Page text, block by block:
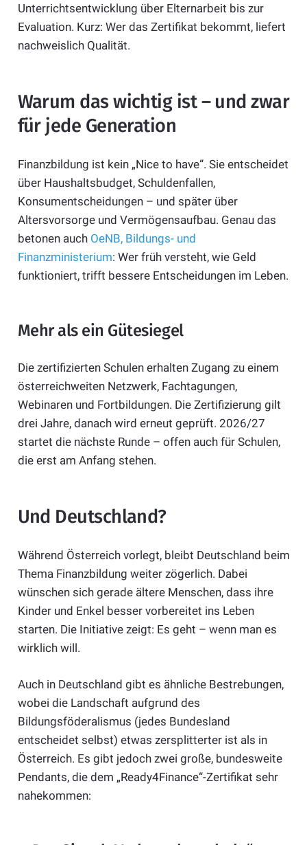
Unterrichtsentwicklung über Elternarbeit bis zur
Evaluation. Kurz: Wer das Zertifikat bekommt, liefert
nachweislich Qualität.
Warum das wichtig ist – und zwar
für jede Generation
Finanzbildung ist kein „Nice to have“. Sie entscheidet
über Haushaltsbudget, Schuldenfallen,
Konsumentscheidungen – und später über
Altersvorsorge und Vermögensaufbau. Genau das
betonen auch OeNB, Bildungs- und
Finanzministerium: Wer früh versteht, wie Geld
funktioniert, trifft bessere Entscheidungen im Leben.
Mehr als ein Gütesiegel
Die zertifizierten Schulen erhalten Zugang zu einem
österreichweiten Netzwerk, Fachtagungen,
Webinaren und Fortbildungen. Die Zertifizierung gilt
drei Jahre, danach wird erneut geprüft. 2026/27
startet die nächste Runde – offen auch für Schulen,
die erst am Anfang stehen.
Und Deutschland?
Während Österreich vorlegt, bleibt Deutschland beim
Thema Finanzbildung weiter zögerlich. Dabei
wünschen sich gerade ältere Menschen, dass ihre
Kinder und Enkel besser vorbereitet ins Leben
starten. Die Initiative zeigt: Es geht – wenn man es
wirklich will.
Auch in Deutschland gibt es ähnliche Bestrebungen,
wobei die Landschaft aufgrund des
Bildungsföderalismus (jedes Bundesland
entscheidet selbst) etwas zersplitterter ist als in
Österreich. Es gibt jedoch zwei große, bundesweite
Pendants, die dem „Ready4Finance“-Zertifikat sehr
nahekommen: